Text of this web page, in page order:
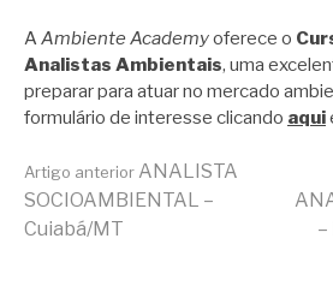
AAmbiente Academyoferece o
Analistas Ambientais, uma
preparar para atuar no mercado
formulário de interesse clicando aqui
Continue
Artigo anterior ANALISTA
SOCIOAMBIENTAL –
Cuiabá/MT